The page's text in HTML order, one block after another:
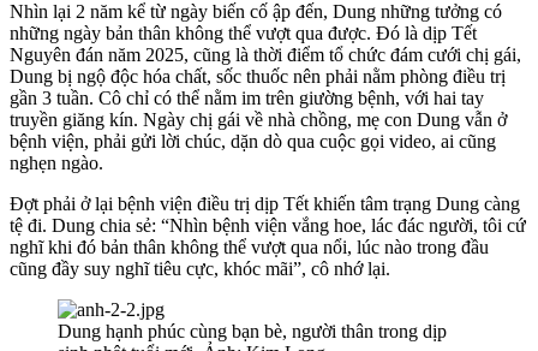
Nhìn lại 2 năm kể từ ngày biến cố ập đến, Dung những tưởng có
những ngày bản thân không thể vượt qua được. Đó là dịp Tết
Nguyên đán năm 2025, cũng là thời điểm tổ chức đám cưới chị gái,
Dung bị ngộ độc hóa chất, sốc thuốc nên phải nằm phòng điều trị
gần 3 tuần. Cô chỉ có thể nằm im trên giường bệnh, với hai tay
truyền giăng kín. Ngày chị gái về nhà chồng, mẹ con Dung vẫn ở
bệnh viện, phải gửi lời chúc, dặn dò qua cuộc gọi video, ai cũng
nghẹn ngào.
Đợt phải ở lại bệnh viện điều trị dịp Tết khiến tâm trạng Dung càng
tệ đi. Dung chia sẻ: “Nhìn bệnh viện vắng hoe, lác đác người, tôi cứ
nghĩ khi đó bản thân không thể vượt qua nổi, lúc nào trong đầu
cũng đầy suy nghĩ tiêu cực, khóc mãi”, cô nhớ lại.
Dung hạnh phúc cùng bạn bè, người thân trong dịp